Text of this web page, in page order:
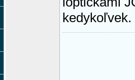
kedykoľvek.